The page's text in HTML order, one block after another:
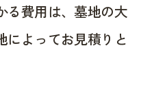
る費用は、墓地の大
によってお見積りと